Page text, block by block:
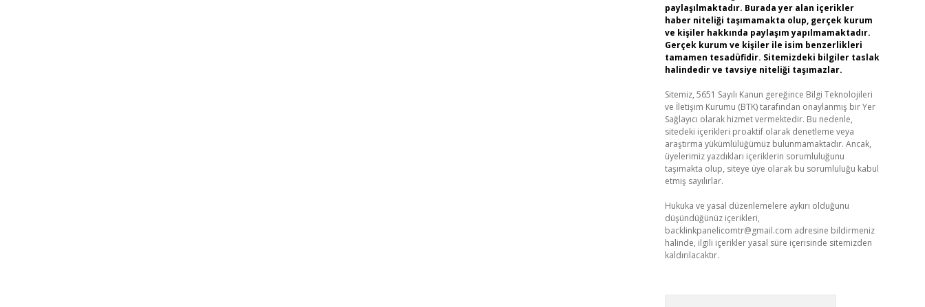
paylaşılmaktadır. Burada yer alan içerikler
haber niteliği taşımamakta olup, gerçek kurum
ve kişiler hakkında paylaşım yapılmamaktadır.
Gerçek kurum ve kişiler ile isim benzerlikleri
tamamen tesadüfidir. Sitemizdeki bilgiler taslak
halindedir ve tavsiye niteliği taşımazlar.
Sitemiz, 5651 Sayılı Kanun gereğince Bilgi Teknolojileri
ve İletişim Kurumu (BTK) tarafından onaylanmış bir Yer
Sağlayıcı olarak hizmet vermektedir. Bu nedenle,
sitedeki içerikleri proaktif olarak denetleme veya
araştırma yükümlülüğümüz bulunmamaktadır. Ancak,
üyelerimiz yazdıkları içeriklerin sorumluluğunu
taşımakta olup, siteye üye olarak bu sorumluluğu kabul
etmiş sayılırlar.
Hukuka ve yasal düzenlemelere aykırı olduğunu
düşündüğünüz içerikleri,
backlinkpanelicomtr@gmail.com adresine bildirmeniz
halinde, ilgili içerikler yasal süre içerisinde sitemizden
kaldırılacaktır.